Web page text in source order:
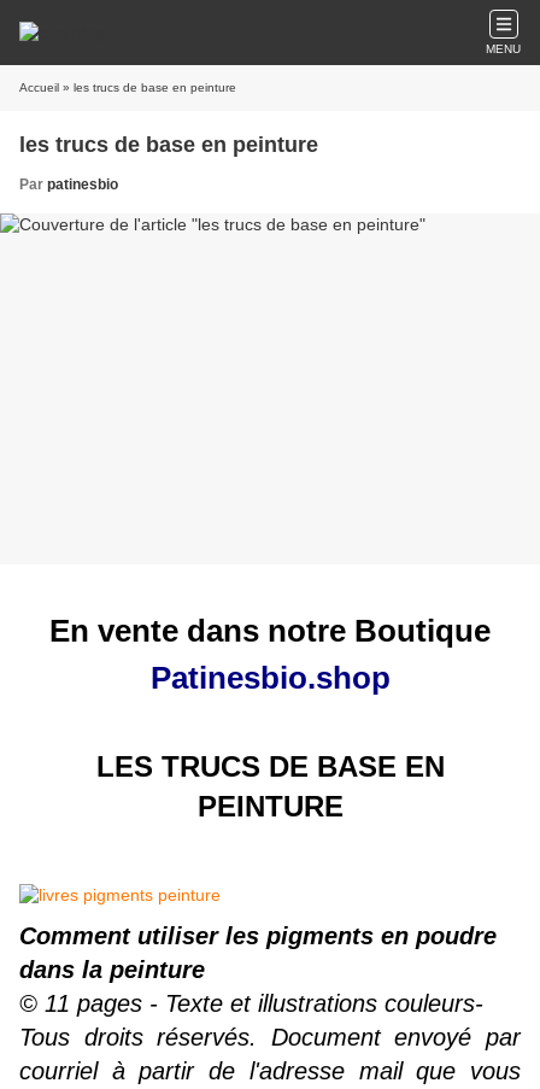
MENU
Accueil » les trucs de base en peinture
les trucs de base en peinture
Par patinesbio
En vente dans notre Boutique
Patinesbio.shop
LES TRUCS DE BASE EN
PEINTURE
Comment utiliser les pigments en poudre
dans la peinture
© 11 pages - Texte et illustrations couleurs-
Tous droits réservés. Document envoyé par
courriel à partir de l'adresse mail que vous